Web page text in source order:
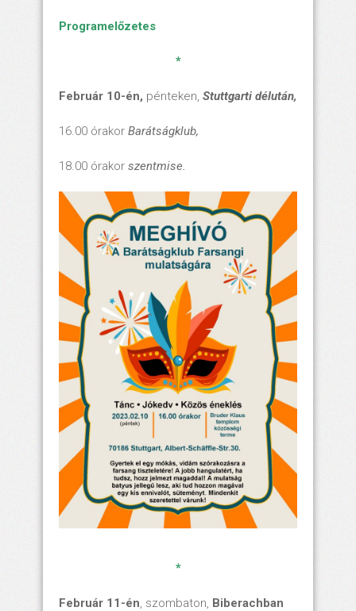
Programelőzetes
*
Február 1 0-én, pénteken, Stuttgarti délután,
16.00 órakor Barátságklub,
18.00 órakor szentmise.
*
Február 1 1 -én, szombaton, Biberachban